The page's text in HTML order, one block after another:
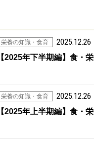
栄養の知識・食育 2025.12.26
【2025年下半期編】食・
栄養の知識・食育 2025.12.26
【2025年上半期編】食・